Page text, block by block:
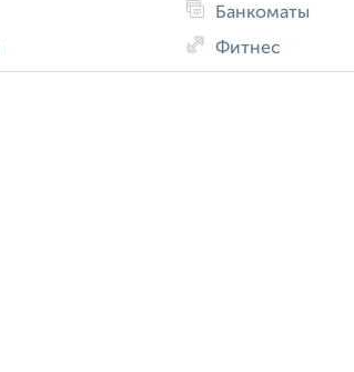
Банкоматы
Фитнес